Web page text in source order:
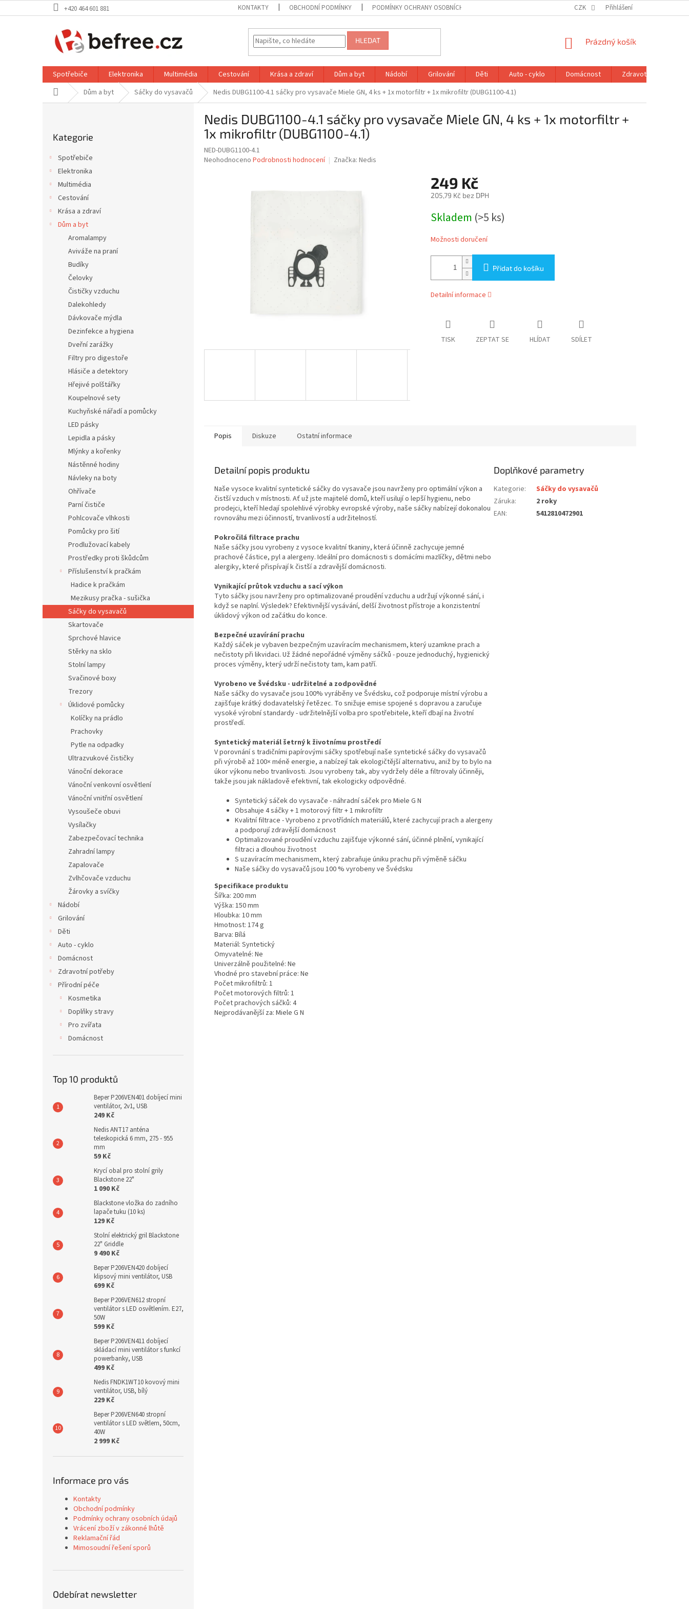
na
+420 464 601 881 KONTAKTY OBCHODNÍ PODMÍNKY PODMÍNKY OCHRANY OSOBNÍCH ÚDAJŮ VRÁCENÍ ZBOŽÍ V ZÁKONNÉ LHŮTĚ REKLAMAČNÍ ŘÁD
CZK Přihlášení
HLEDAT
NÁKUPNÍ
Prázdný košík
Spotřebiče Elektronika Multimédia Cestování Krása a zdraví Dům a byt Nádobí Grilování Děti Auto - cyklo Domácnost
Zdravotní potřeby
Domů Dům a byt Sáčky do vysavačů Nedis DUBG1100-4.1 sáčky pro vysavače Miele GN, 4 ks + 1x motorfiltr + 1x mikrofiltr (DUBG1100-4.1)
kategorie
Kategorie
Spotřebiče
Elektronika
Multimédia
Cestování
Krása a zdraví
Dům a byt
Aromalampy
Aviváže na praní
Budíky
Čelovky
Čističky vzduchu
Dalekohledy
Dávkovače mýdla
Dezinfekce a hygiena
Dveřní zarážky
Filtry pro digestoře
Hlásiče a detektory
Hřejivé polštářky
Koupelnové sety
Kuchyňské nářadí a pomůcky
LED pásky
Lepidla a pásky
Mlýnky a kořenky
Nástěnné hodiny
Návleky na boty
Ohřívače
Parní čističe
Pohlcovače vlhkosti
Pomůcky pro šití
Prodlužovací kabely
Prostředky proti škůdcům
Příslušenství k pračkám
Hadice k pračkám
Mezikusy pračka - sušička
Sáčky do vysavačů
Skartovače
Sprchové hlavice
Stěrky na sklo
Stolní lampy
Svačinové boxy
Trezory
Úklidové pomůcky
Kolíčky na prádlo
Prachovky
Pytle na odpadky
Ultrazvukové čističky
Vánoční dekorace
Vánoční venkovní osvětlení
Vánoční vnitřní osvětlení
Vysoušeče obuvi
Vysílačky
Zabezpečovací technika
Zahradní lampy
Zapalovače
Zvlhčovače vzduchu
Žárovky a svíčky
Nádobí
Grilování
Děti
Auto - cyklo
Domácnost
Zdravotní potřeby
Přírodní péče
Kosmetika
Doplňky stravy
Pro zvířata
Domácnost
Top 10 produktů
Beper P206VEN401 dobíjecí mini
ventilátor, 2v1, USB
249 Kč
Nedis ANT17 anténa
teleskopická 6 mm, 275 - 955
mm
59 Kč
Krycí obal pro stolní grily
Blackstone 22"
1 090 Kč
Blackstone vložka do zadního
lapače tuku (10 ks)
129 Kč
Stolní elektrický gril Blackstone
22" Griddle
9 490 Kč
Beper P206VEN420 dobíjecí
klipsový mini ventilátor, USB
699 Kč
Beper P206VEN612 stropní
ventilátor s LED osvětlením. E27,
50W
599 Kč
Beper P206VEN411 dobíjecí
skládací mini ventilátor s funkcí
powerbanky, USB
499 Kč
Nedis FNDK1WT10 kovový mini
ventilátor, USB, bílý
229 Kč
Beper P206VEN640 stropní
ventilátor s LED světlem, 50cm,
40W
2 999 Kč
Informace pro vás
Kontakty
Obchodní podmínky
Podmínky ochrany osobních údajů
Vrácení zboží v zákonné lhůtě
Reklamační řád
Mimosoudní řešení sporů
Odebírat newsletter
Nedis DUBG1100-4.1 sáčky pro vysavače Miele GN, 4 ks + 1x motorfiltr +
1x mikrofiltr (DUBG1100-4.1)
NED-DUBG1100-4.1
Průměrné
Neohodnoceno Podrobnosti hodnocení Značka: Nedis
249 Kč
205,79 Kč bez DPH
cena:
Skladem (>5 ks)
Možnosti doručení
Přidat do košíku
Detailní informace
TISK ZEPTAT SE HLÍDAT SDÍLET
Popis Diskuze Ostatní informace
Detailní popis produktu
Naše vysoce kvalitní syntetické sáčky do vysavače jsou navrženy pro optimální výkon a
čistší vzduch v místnosti. Ať už jste majitelé domů, kteří usilují o lepší hygienu, nebo
prodejci, kteří hledají spolehlivé výrobky evropské výroby, naše sáčky nabízejí dokonalou
rovnováhu mezi účinností, trvanlivostí a udržitelností.
Pokročilá filtrace prachu
Naše sáčky jsou vyrobeny z vysoce kvalitní tkaniny, která účinně zachycuje jemné
prachové částice, pyl a alergeny. Ideální pro domácnosti s domácími mazlíčky, dětmi nebo
alergiky, které přispívají k čistší a zdravější domácnosti.
Vynikající průtok vzduchu a sací výkon
Tyto sáčky jsou navrženy pro optimalizované proudění vzduchu a udržují výkonné sání, i
když se naplní. Výsledek? Efektivnější vysávání, delší životnost přístroje a konzistentní
úklidový výkon od začátku do konce.
Bezpečné uzavírání prachu
Každý sáček je vybaven bezpečným uzavíracím mechanismem, který uzamkne prach a
nečistoty při likvidaci. Už žádné nepořádné výměny sáčků - pouze jednoduchý, hygienický
proces výměny, který udrží nečistoty tam, kam patří.
Vyrobeno ve Švédsku - udržitelné a zodpovědné
Naše sáčky do vysavače jsou 100% vyráběny ve Švédsku, což podporuje místní výrobu a
zajišťuje krátký dodavatelský řetězec. To snižuje emise spojené s dopravou a zaručuje
vysoké výrobní standardy - udržitelnější volba pro spotřebitele, kteří dbají na životní
prostředí.
Syntetický materiál šetrný k životnímu prostředí
V porovnání s tradičními papírovými sáčky spotřebují naše syntetické sáčky do vysavačů
při výrobě až 100× méně energie, a nabízejí tak ekologičtější alternativu, aniž by to bylo na
úkor výkonu nebo trvanlivosti. Jsou vyrobeny tak, aby vydržely déle a filtrovaly účinněji,
takže jsou jak nákladově efektivní, tak ekologicky odpovědné.
Syntetický sáček do vysavače - náhradní sáček pro Miele G N
Obsahuje 4 sáčky + 1 motorový filtr + 1 mikrofiltr
Kvalitní filtrace - Vyrobeno z prvotřídních materiálů, které zachycují prach a alergeny
a podporují zdravější domácnost
Optimalizované proudění vzduchu zajišťuje výkonné sání, účinné plnění, vynikající
filtraci a dlouhou životnost
S uzavíracím mechanismem, který zabraňuje úniku prachu při výměně sáčku
Naše sáčky do vysavačů jsou 100 % vyrobeny ve Švédsku
Specifikace produktu
Šířka: 200 mm
Výška: 150 mm
Hloubka: 10 mm
Hmotnost: 174 g
Barva: Bílá
Materiál: Syntetický
Omyvatelné: Ne
Univerzálně použitelné: Ne
Vhodné pro stavební práce: Ne
Počet mikrofiltrů: 1
Počet motorových filtrů: 1
Počet prachových sáčků: 4
Nejprodávanější za: Miele G N
Doplňkové parametry
Kategorie:
Sáčky do vysavačů
Záruka:
2 roky
EAN: 5412810472901